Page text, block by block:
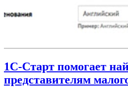
1С-Старт помогает
представителям